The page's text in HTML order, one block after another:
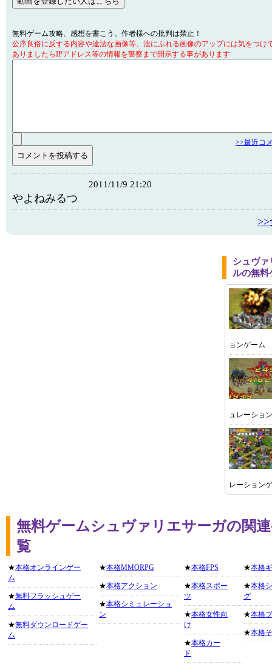
無料ゲーム攻略、感想を書こう。作者様への批判は禁止！
公序良俗に反する内容や違法な画像等、法にふれる画像のアップには気をつけ
ありましたらIPアドレス等の情報を警察まで開示する事があります
>>最近コ
2011/11/9 21:20
やよねみるつ
シュヴァ
ルの無料
ョンゲーム
ュレーショ
レーション
無料ゲームシュヴァリエサーガの関
覧
★本格オンラインゲー
ム
★無料フラッシュゲー
ム
★無料ダウンロードゲー
ム
★本格MMORPG
★本格アクション
★本格シミュレーショ
ン
★本格FPS
★本格スポー
ツ
★本格女性向
け
★本格カー
ド
★本格
★本格
グ
★本格
★本格